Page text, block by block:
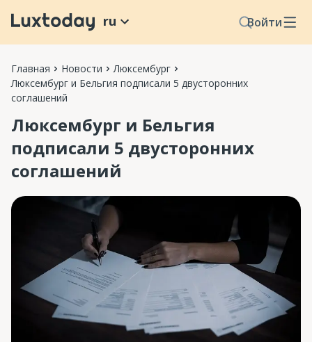
Войти
ru
Главная Новости
Люксембург
Люксембург и Бельгия подписали 5 двусторонних
соглашений
Люксембург и Бельгия
подписали 5 двусторонних
соглашений